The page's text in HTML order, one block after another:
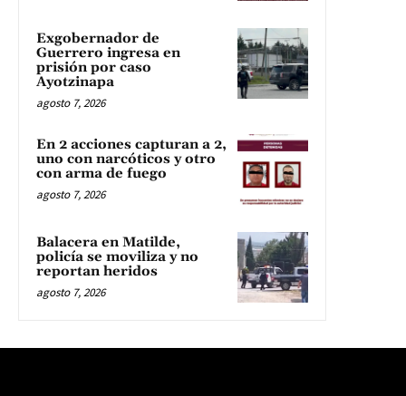
Exgobernador de
Guerrero ingresa en
prisión por caso
Ayotzinapa
agosto 7, 2026
En 2 acciones capturan a 2,
uno con narcóticos y otro
con arma de fuego
agosto 7, 2026
Balacera en Matilde,
policía se moviliza y no
reportan heridos
agosto 7, 2026